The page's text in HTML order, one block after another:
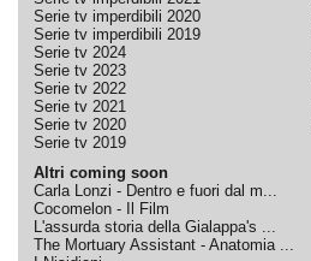
Serie tv imperdibili 2020
Serie tv imperdibili 2019
Serie tv 2024
Serie tv 2023
Serie tv 2022
Serie tv 2021
Serie tv 2020
Serie tv 2019
Altri coming soon
Carla Lonzi - Dentro e fuori dal m...
Cocomelon - Il Film
L'assurda storia della Gialappa's ...
The Mortuary Assistant - Anatomia ...